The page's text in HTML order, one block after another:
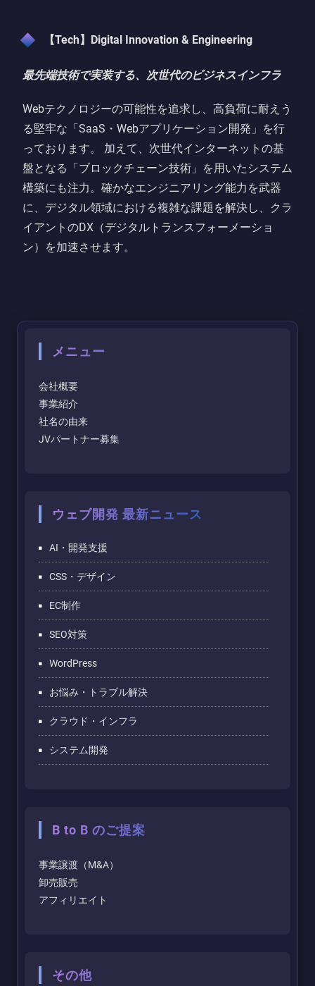
【Tech】Digital Innovation & Engineering
最先端技術で実装する、次世代のビジネスインフラ
Webテクノロジーの可能性を追求し、高負荷に耐えう
る堅牢な「SaaS・Webアプリケーション開発」を行
っております。 加えて、次世代インターネットの基
盤となる「ブロックチェーン技術」を用いたシステム
構築にも注力。確かなエンジニアリング能力を武器
に、デジタル領域における複雑な課題を解決し、クラ
イアントのDX（デジタルトランスフォーメーショ
ン）を加速させます。
メニュー
会社概要
事業紹介
社名の由来
JVパートナー募集
ウェブ開発 最新ニュース
AI・開発支援
CSS・デザイン
EC制作
SEO対策
WordPress
お悩み・トラブル解決
クラウド・インフラ
システム開発
B to B のご提案
事業譲渡（M&A）
卸売販売
アフィリエイト
その他